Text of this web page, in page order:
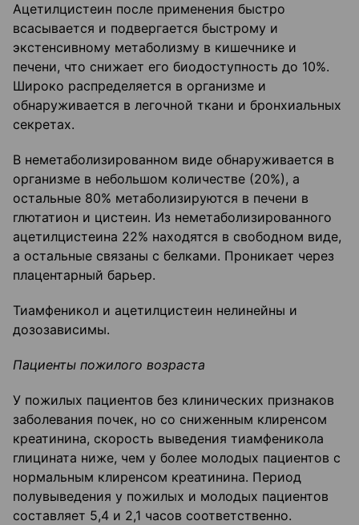
Ацетилцистеин после применения быстро
всасывается и подвергается быстрому и
экстенсивному метаболизму в кишечнике и
печени, что снижает его биодоступность до 10%.
Широко распределяется в организме и
обнаруживается в легочной ткани и бронхиальных
секретах.
В неметаболизированном виде обнаруживается в
организме в небольшом количестве (20%), а
остальные 80% метаболизируются в печени в
глютатион и цистеин. Из неметаболизированного
ацетилцистеина 22% находятся в свободном виде,
а остальные связаны с белками. Проникает через
плацентарный барьер.
Тиамфеникол и ацетилцистеин нелинейны и
дозозависимы.
Пациенты пожилого возраста
У пожилых пациентов без клинических признаков
заболевания почек, но со сниженным клиренсом
креатинина, скорость выведения тиамфеникола
глицината ниже, чем у более молодых пациентов с
нормальным клиренсом креатинина. Период
полувыведения у пожилых и молодых пациентов
составляет 5,4 и 2,1 часов соответственно.